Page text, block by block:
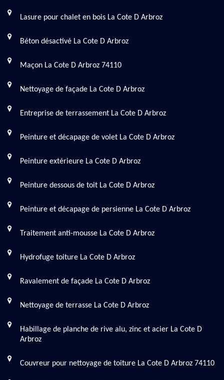
Lasure pour chalet en bois La Cote D Arbroz
Béton désactivé La Cote D Arbroz
Maçon La Cote D Arbroz 74110
Nettoyage de façade La Cote D Arbroz
Entreprise de terrassement La Cote D Arbroz
Peinture et décapage de volet La Cote D Arbroz
Peinture extérieure La Cote D Arbroz
Peinture dessous de toit La Cote D Arbroz
Peinture et décapage de persienne La Cote D Arbroz
Traitement anti-mousse La Cote D Arbroz
Hydrofuge toiture La Cote D Arbroz
Ravalement de façade La Cote D Arbroz
Nettoyage de terrasse La Cote D Arbroz
Habillage de planche de rive alu, zinc et acier La Cote D
Arbroz
Couvreur pour nettoyage de toiture La Cote D Arbroz 74110